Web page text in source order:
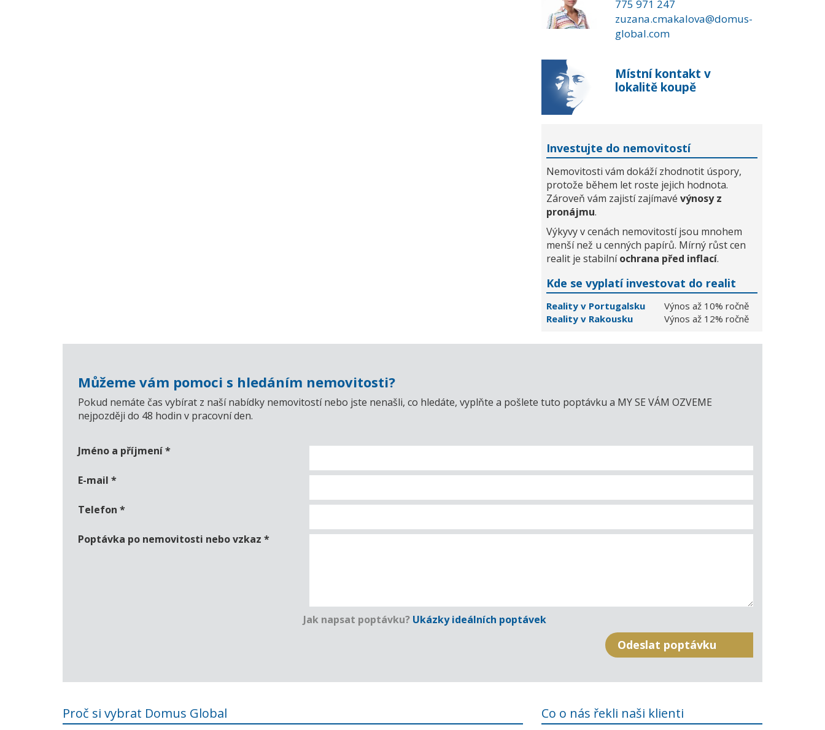
775 971 247
zuzana.cmakalova@domus-
global.com
Místní kontakt v
lokalitě koupě
Investujte do nemovitostí
Nemovitosti vám dokáží zhodnotit úspory,
protože během let roste jejich hodnota.
Zároveň vám zajistí zajímavé výnosy z
pronájmu.
Výkyvy v cenách nemovitostí jsou mnohem
menší než u cenných papírů. Mírný růst cen
realit je stabilníochrana před inflací.
Kde se vyplatí investovat do realit
Reality v Portugalsku
Výnos až 10% ročně
Reality v Rakousku
Výnos až 12% ročně
Můžeme vám pomoci s hledáním nemovitosti?
Pokud nemáte čas vybírat z naší nabídky nemovitostí nebo jste nenašli, co hledáte, vyplňte a pošlete tuto poptávku a MY SE VÁM OZVEME
nejpozději do 48 hodin v pracovní den.
Jméno a příjmení*
E-mail *
Telefon *
Poptávka po nemovitosti nebo vzkaz *
Jak napsat poptávku? Ukázky ideálních poptávek
Proč si vybrat Domus Global Co o nás řekli naši klienti